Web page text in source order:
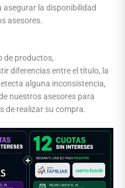
asegurar la disponibilidad
asesores.
de productos,
diferencias entre el título, la
alguna inconsistencia,
nuestros asesores para
de realizar su compra.